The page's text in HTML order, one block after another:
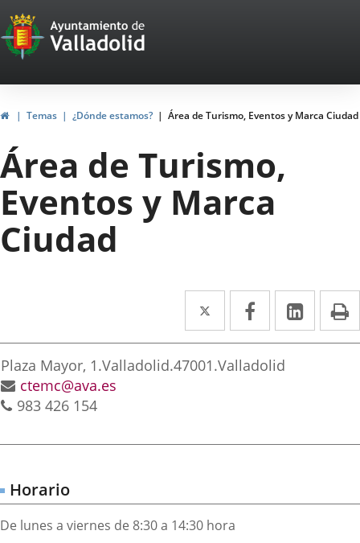
Portal
Web
del
Ayuntamiento
de
Valladolid
HomeTemas ¿Dónde estamos? Área de Turismo, Eventos y Marca Ciudad
Área de Turismo,
Eventos y Marca
Ciudad
Twitter
Enlace
a
una
Facebook
Enlace
a
una
Enlace
a
Postal
address
Plaza Mayor, 1.Valladolid.47001.Valladolid
Email
ctemc@ava.es
Phones
983 426 154
Horario
De lunes a viernes de 8:30 a 14:30 hora